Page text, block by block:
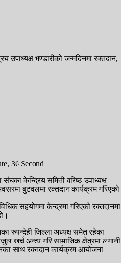
36 Second
केन्द्रिय समिती वरिष्ठ उपाध्यक्ष
बुटवलमा रक्तदान कार्यक्रम गरिएको
सहयोगमा केन्द्रमा गरिएको रक्तदानमा
रुपन्देही जिल्ला अध्यक्ष समेत रहेका
खर्च अन्त्य गरि सामाजिक क्षेत्रमा लगानी
साथ रक्तदान कार्यक्रम आयोजना